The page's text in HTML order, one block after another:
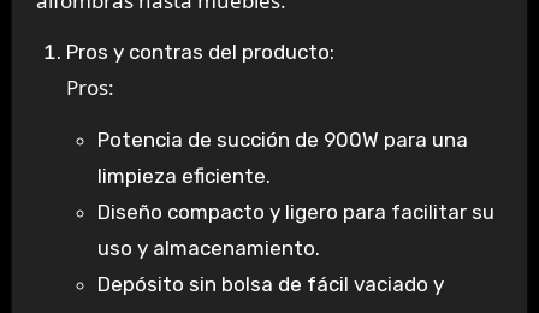
Pros y contras del producto:
Pros:
Potencia de succión de 900W para una
limpieza eficiente.
Diseño compacto y ligero para facilitar su
uso y almacenamiento.
Depósito sin bolsa de fácil vaciado y